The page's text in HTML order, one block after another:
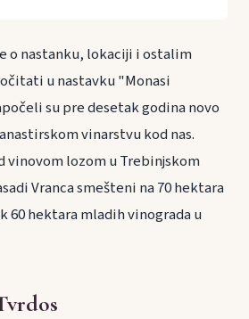
o nastanku, lokaciji i ostalim
u nastavku "Monasi
su pre desetak godina novo
vinarstvu kod nas.
vinovom lozom u Trebinjskom
Vranca smešteni na 70 hektara
60 hektara mladih vinograda u